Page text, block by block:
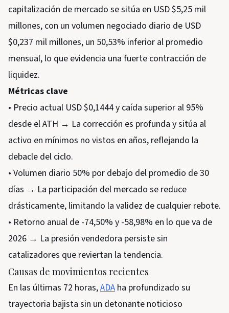
capitalización de mercado se sitúa en USD $5,25 mil
millones, con un volumen negociado diario de USD
$0,237 mil millones, un 50,53% inferior al promedio
mensual, lo que evidencia una fuerte contracción de
liquidez.
Métricas clave
• Precio actual USD $0,1444 y caída superior al 95%
desde el ATH → La corrección es profunda y sitúa al
activo en mínimos no vistos en años, reflejando la
debacle del ciclo.
• Volumen diario 50% por debajo del promedio de 30
días → La participación del mercado se reduce
drásticamente, limitando la validez de cualquier rebote.
• Retorno anual de -74,50% y -58,98% en lo que va de
2026 → La presión vendedora persiste sin
catalizadores que reviertan la tendencia.
Causas de movimientos recientes
En las últimas 72 horas,ADA ha profundizado su
trayectoria bajista sin un detonante noticioso